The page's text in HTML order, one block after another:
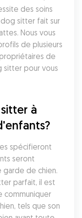
des soins
sitter fait sur
Nous vous
de plusieurs
de
sitter pour vous
à
spécifieront
seront
garde de chien.
parfait, il est
communiquer
tels que son